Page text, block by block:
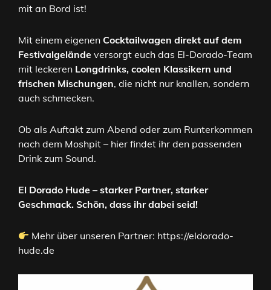
mit an Bord ist!
Mit einem eigenen Cocktailwagen direkt auf dem
Festivalgelände versorgt euch das El-Dorado-Team
mit leckeren Longdrinks, coolen Klassikern und
frischen Mischungen, die nicht nur knallen, sondern
auch schmecken.
Ob als Auftakt zum Abend oder zum Runterkommen
nach dem Moshpit – hier findet ihr den passenden
Drink zum Sound.
El Dorado Hude – starker Partner, starker
Geschmack. Schön, dass ihr dabei seid!
Mehr über unseren Partner: https://eldorado-
hude.de